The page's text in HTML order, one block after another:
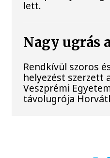
lett.
Nagy ugrás
Rendkívül szoros
helyezést szerzett
Veszprémi
távolugrója